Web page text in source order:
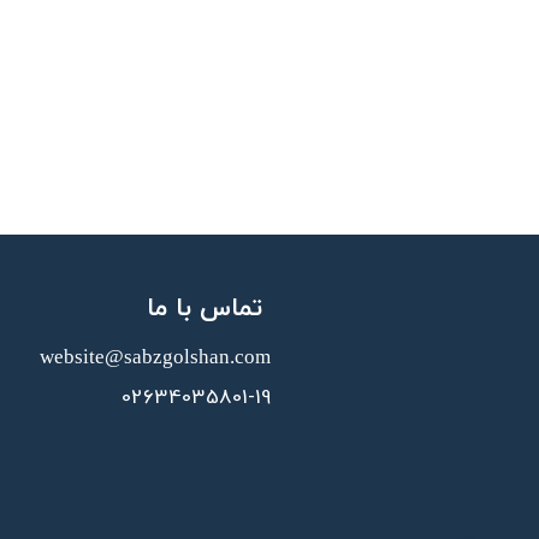
تماس با ما
website@sabzgolshan.com​​​​​​​
02634035801-19